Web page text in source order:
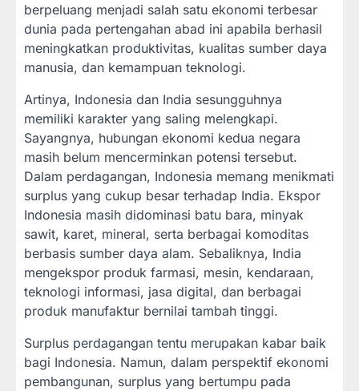
berpeluang menjadi salah satu ekonomi terbesar
dunia pada pertengahan abad ini apabila berhasil
meningkatkan produktivitas, kualitas sumber daya
manusia, dan kemampuan teknologi.
Artinya, Indonesia dan India sesungguhnya
memiliki karakter yang saling melengkapi.
Sayangnya, hubungan ekonomi kedua negara
masih belum mencerminkan potensi tersebut.
Dalam perdagangan, Indonesia memang menikmati
surplus yang cukup besar terhadap India. Ekspor
Indonesia masih didominasi batu bara, minyak
sawit, karet, mineral, serta berbagai komoditas
berbasis sumber daya alam. Sebaliknya, India
mengekspor produk farmasi, mesin, kendaraan,
teknologi informasi, jasa digital, dan berbagai
produk manufaktur bernilai tambah tinggi.
Surplus perdagangan tentu merupakan kabar baik
bagi Indonesia. Namun, dalam perspektif ekonomi
pembangunan, surplus yang bertumpu pada